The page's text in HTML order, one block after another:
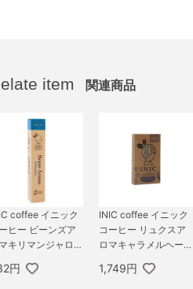
item 関連商品
coffee イニック
ヒー ビーンズア
キリマンジャロ 3
円
INIC coffee イニック
コーヒー リュクスア
ロマキャラメルヘーゼ
ル便配送
1,749円